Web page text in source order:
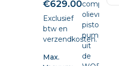
€629.00
Exclusief
btw en
verzendkosten.
Max.
compacte
olievrije
piston
pump
uit
de